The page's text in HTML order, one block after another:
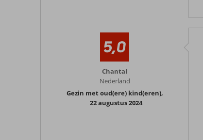
5,0
Chantal
Nederland
Gezin met oud(ere) kind(eren),
22 augustus 2024